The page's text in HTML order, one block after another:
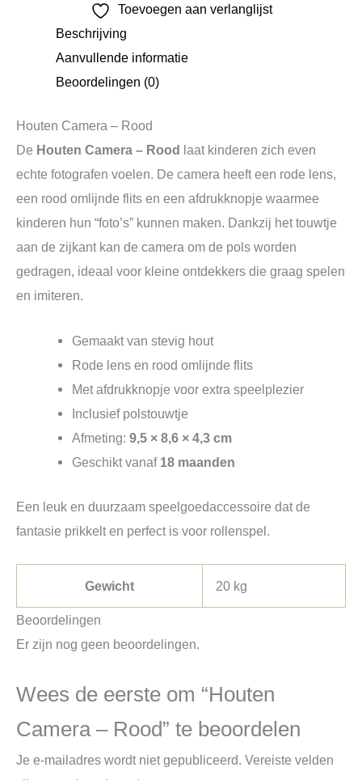
Toevoegen aan verlanglijst
Beschrijving
Aanvullende informatie
Beoordelingen (0)
Houten Camera – Rood
De Houten Camera – Rood laat kinderen zich even
echte fotografen voelen. De camera heeft een rode lens,
een rood omlijnde flits en een afdrukknopje waarmee
kinderen hun “foto’s” kunnen maken. Dankzij het touwtje
aan de zijkant kan de camera om de pols worden
gedragen, ideaal voor kleine ontdekkers die graag spelen
en imiteren.
Gemaakt van stevig hout
Rode lens en rood omlijnde flits
Met afdrukknopje voor extra speelplezier
Inclusief polstouwtje
Afmeting:9,5 × 8,6 × 4,3 cm
Geschikt vanaf 18 maanden
Een leuk en duurzaam speelgoedaccessoire dat de
fantasie prikkelt en perfect is voor rollenspel.
Gewicht 20 kg
Beoordelingen
Er zijn nog geen beoordelingen.
Wees de eerste om “Houten
Camera – Rood” te beoordelen
Je e-mailadres wordt niet gepubliceerd. Vereiste velden